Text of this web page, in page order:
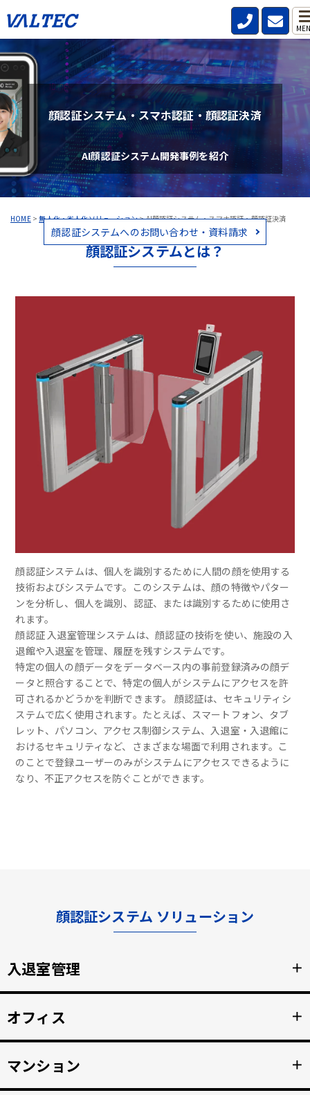
HOME>無人化・省人化ソリューション>AI顔認証システム・スマホ認証・顔認証決済
顔認証システム・スマホ認証・顔認証決済
AI顔認証システム開発事例を紹介
顔認証システムへのお問い合わせ・資料請求
顔認証システムとは？
顔認証システムは、個人を識別するために人間の顔を使用する
技術およびシステムです。このシステムは、顔の特徴やパター
ンを分析し、個人を識別、認証、または識別するために使用さ
れます。
顔認証 入退室管理システムは、顔認証の技術を使い、施設の入
退館や入退室を管理、履歴を残すシステムです。
特定の個人の顔データをデータベース内の事前登録済みの顔デ
ータと照合することで、特定の個人がシステムにアクセスを許
可されるかどうかを判断できます。 顔認証は、セキュリティシ
ステムで広く使用されます。たとえば、スマートフォン、タブ
レット、パソコン、アクセス制御システム、入退室・入退館に
おけるセキュリティなど、さまざまな場面で利用されます。こ
のことで登録ユーザーのみがシステムにアクセスできるように
なり、不正アクセスを防ぐことができます。
顔認証システム ソリューション
入退室管理 ＋
くし、紛失のリスクと再発行コストの削減。
詳細を見る >>
オフィス ＋
動勤怠管理。
詳細を見る >>
マンション ＋